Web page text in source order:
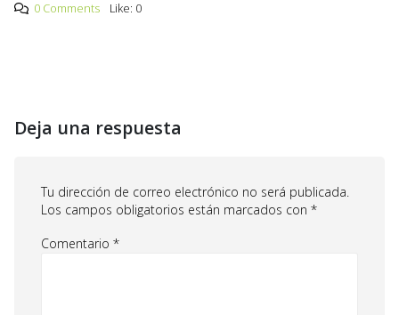
0 Comments
Like: 0
Deja una respuesta
Tu dirección de correo electrónico no será publicada.
Los campos obligatorios están marcados con *
Comentario *